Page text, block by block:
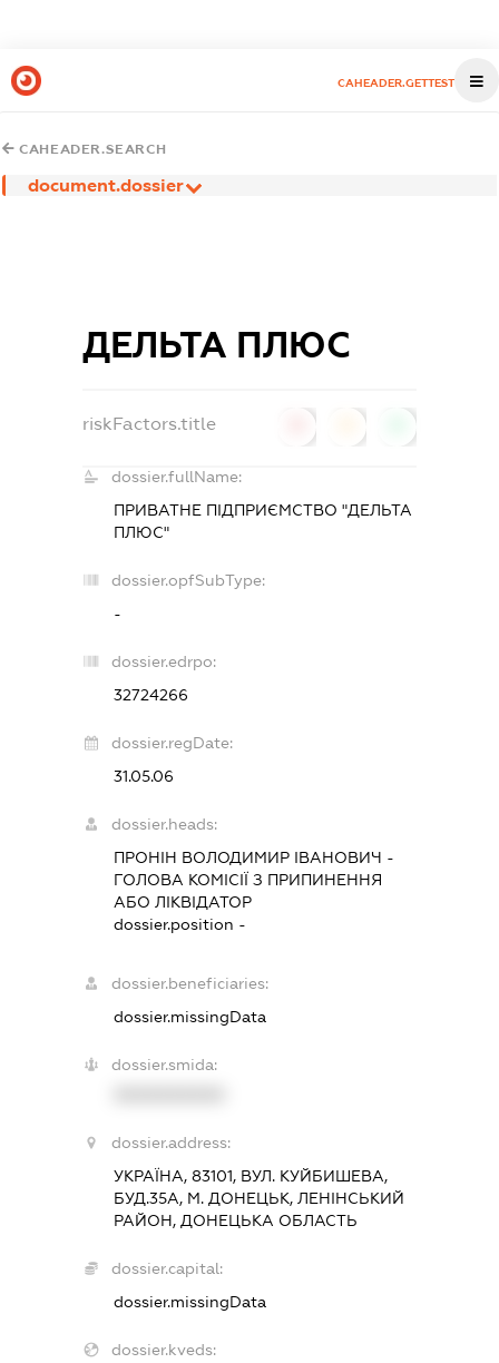
CAHEADER.GETTEST
CAHEADER.SEARCH
document.dossier
ДЕЛЬТА ПЛЮС
riskFactors.title
dossier.fullName:
ПРИВАТНЕ ПІДПРИЄМСТВО "ДЕЛЬТА
ПЛЮС"
dossier.opfSubType:
-
dossier.edrpo:
32724266
dossier.regDate:
31.05.06
dossier.heads:
ПРОНІН ВОЛОДИМИР ІВАНОВИЧ -
ГОЛОВА КОМІСІЇ З ПРИПИНЕННЯ
АБО ЛІКВІДАТОР
dossier.position -
dossier.beneficiaries:
dossier.missingData
dossier.smida:
dossier.address:
УКРАЇНА, 83101, ВУЛ. КУЙБИШЕВА,
БУД.35А, М. ДОНЕЦЬК, ЛЕНІНСЬКИЙ
РАЙОН, ДОНЕЦЬКА ОБЛАСТЬ
dossier.capital:
dossier.missingData
dossier.kveds: